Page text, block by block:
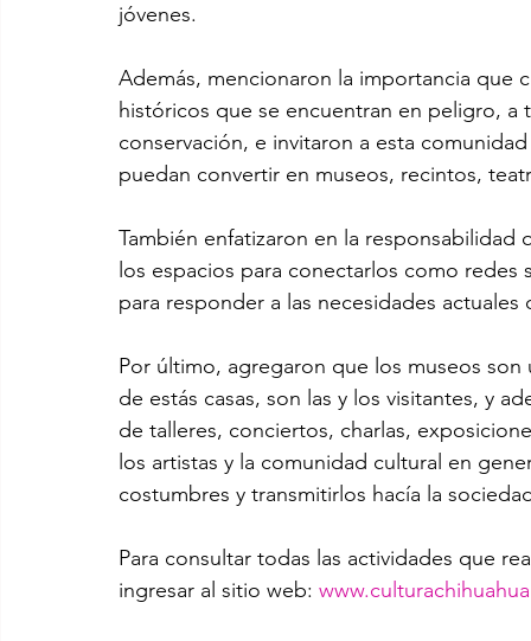
jóvenes.
Además, mencionaron la importancia que
históricos que se encuentran en peligro,
conservación, e invitaron a esta
puedan convertir en museos, recintos,
También enfatizaron en la
los espacios para conectarlos como
para responder a las necesidades actuales
Por último, agregaron que los museos
de estás casas, son las y los visitantes, y
de talleres, conciertos, charlas,
los artistas y la comunidad cultural en
costumbres y transmitirlos hacía la
Para consultar todas las actividades que
ingresar al sitio web: